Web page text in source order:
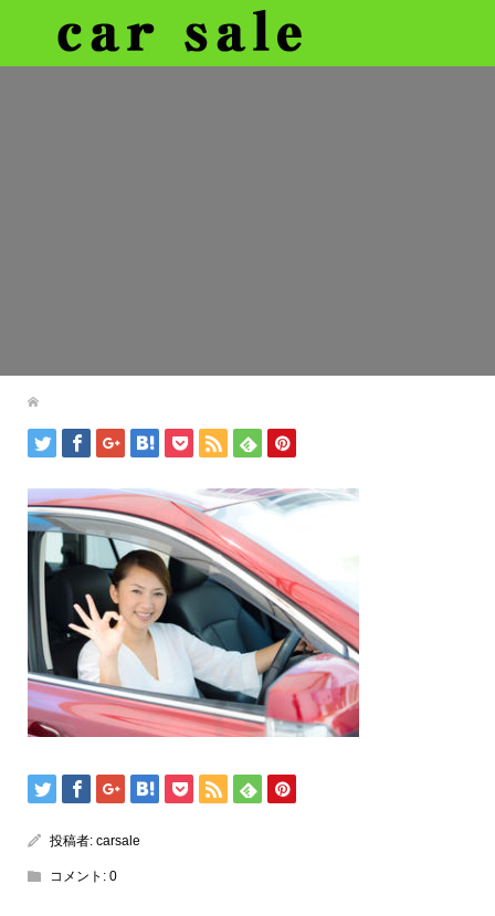
投稿者: carsale
コメント: 0